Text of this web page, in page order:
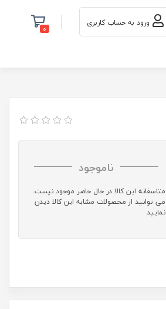
ورود به حساب کاربری 0
ناموجود
متاسفانه این کالا در حال حاضر موجود نیست.
می توانید از محصولات مشابه این کالا دیدن
نمایید